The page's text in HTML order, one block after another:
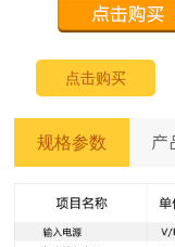
点击购买
规格参数 产